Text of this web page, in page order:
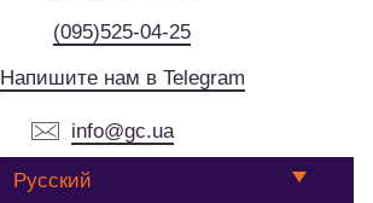
(095)525-04-25
Напишите нам в Telegram
info@gc.ua
Русский